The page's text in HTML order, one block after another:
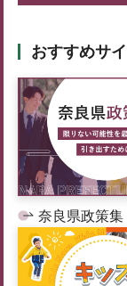
おすすめサ
奈良県政策集